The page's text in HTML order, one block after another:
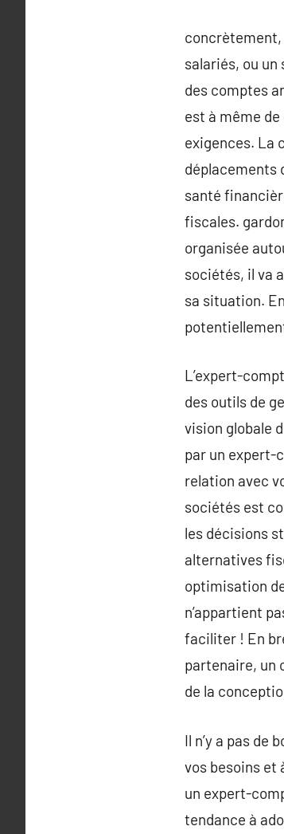
concrètement,
salariés, ou un
des comptes
est à même
exigences. La
déplacements
santé
fiscales.
organisée
sociétés, il va
sa situation.
L’expert-
des outils de
vision globale
par un expert-
relation avec
sociétés est
les décisions
alternatives
optimisation
n’appartient
faciliter ! En
partenaire, un
de la
Il n’y a pas de
vos besoins et
un expert-
tendance à